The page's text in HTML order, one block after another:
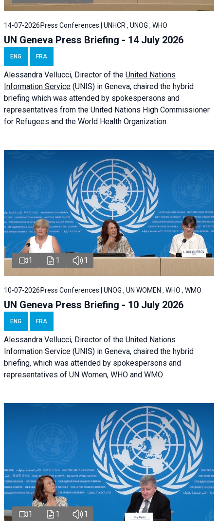
14-07-2026 Press Conferences | UNHCR , UNOG , WHO
UN Geneva Press Briefing - 14 July 2026
ENG FRA
Alessandra Vellucci, Director of the United Nations
Information Service (UNIS) in Geneva, chaired the hybrid
briefing which was attended by spokespersons and
representatives from the United Nations High Commissioner
for Refugees and the World Health Organization.
1 1 1
10-07-2026 Press Conferences | UNOG , UN WOMEN , WHO , WMO
UN Geneva Press Briefing - 10 July 2026
ENG FRA
Alessandra Vellucci, Director of the United Nations
Information Service (UNIS) in Geneva, chaired the hybrid
briefing, which was attended by spokespersons and
representatives of UN Women, WHO and WMO
1 1 1